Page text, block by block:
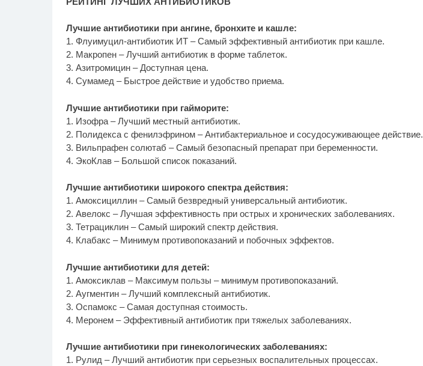
Лучшие антибиотики при ангине, бронхите и кашле:
1. Флуимуцил-антибиотик ИТ – Самый эффективный антибиотик при кашле.
2. Макропен – Лучший антибиотик в форме таблеток.
3. Азитромицин – Доступная цена.
4. Сумамед – Быстрое действие и удобство приема.
Лучшие антибиотики при гайморите:
1. Изофра – Лучший местный антибиотик.
2. Полидекса с фенилэфрином – Антибактериальное и сосудосуживающее действие.
3. Вильпрафен солютаб – Самый безопасный препарат при беременности.
4. ЭкоКлав – Большой список показаний.
Лучшие антибиотики широкого спектра действия:
1. Амоксициллин – Самый безвредный универсальный антибиотик.
2. Авелокс – Лучшая эффективность при острых и хронических заболеваниях.
3. Тетрациклин – Самый широкий спектр действия.
4. Клабакс – Минимум противопоказаний и побочных эффектов.
Лучшие антибиотики для детей:
1. Амоксиклав – Максимум пользы – минимум противопоказаний.
2. Аугментин – Лучший комплексный антибиотик.
3. Оспамокс – Самая доступная стоимость.
4. Меронем – Эффективный антибиотик при тяжелых заболеваниях.
Лучшие антибиотики при гинекологических заболеваниях:
1. Рулид – Лучший антибиотик при серьезных воспалительных процессах.